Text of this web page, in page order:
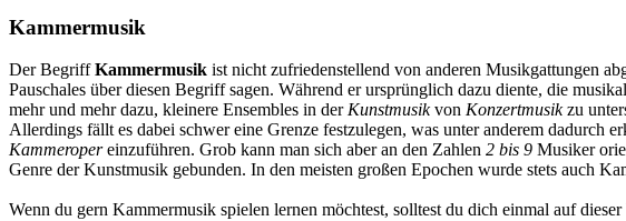
Kammermusik
Der BegriffKammermusik ist nicht zufriedenstellend von anderen Musikgattungen
Pauschales über diesen Begriff sagen. Während er ursprünglich dazu diente, die
mehr und mehr dazu, kleinere Ensembles in derKunstmusikvon Konzertmusikzu
Allerdings fällt es dabei schwer eine Grenze festzulegen, was unter anderem dadurch
Kammeropereinzuführen. Grob kann man sich aber an den Zahlen 2 bis 9 Musiker
Genre der Kunstmusik gebunden. In den meisten großen Epochen wurde stets auch
Wenn du gern Kammermusik spielen lernen möchtest, solltest du dich einmal auf